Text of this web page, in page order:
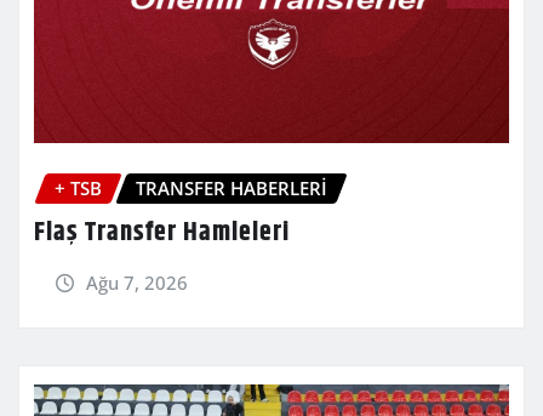
+ TSB TRANSFER HABERLERİ
Flaş Transfer Hamleleri
Ağu 7, 2026